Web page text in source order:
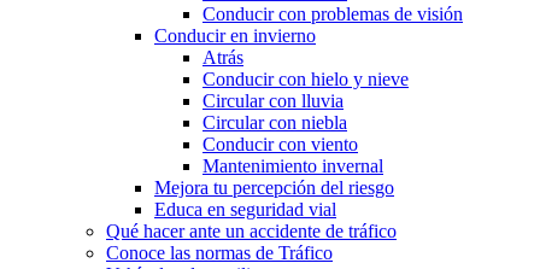
Conducir con problemas de visión
Conducir en invierno
Atrás
Conducir con hielo y nieve
Circular con lluvia
Circular con niebla
Conducir con viento
Mantenimiento invernal
Mejora tu percepción del riesgo
Educa en seguridad vial
Qué hacer ante un accidente de tráfico
Conoce las normas de Tráfico